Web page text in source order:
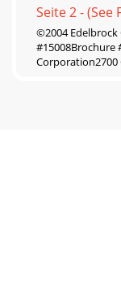
Seite 2 - (See
©2004 Edelbrock
#15008Brochure
Corporation2700